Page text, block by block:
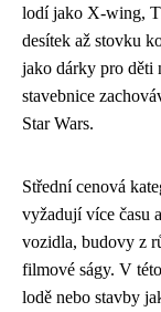
lodí jako X-wing,
desítek až stovku
jako dárky pro děti
stavebnice
Star Wars.
Střední cenová
vyžadují více času
vozidla, budovy z
filmové ságy. V
lodě nebo stavby